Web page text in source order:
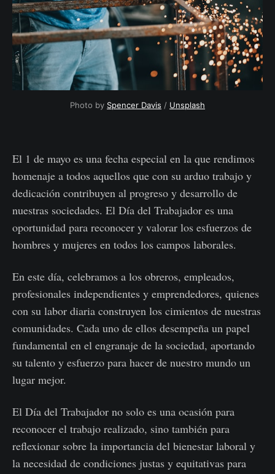
Photo by Spencer Davis / Unsplash
El 1 de mayo es una fecha especial en la que rendimos
homenaje a todos aquellos que con su arduo trabajo y
dedicación contribuyen al progreso y desarrollo de
nuestras sociedades. El Día del Trabajador es una
oportunidad para reconocer y valorar los esfuerzos de
hombres y mujeres en todos los campos laborales.
En este día, celebramos a los obreros, empleados,
profesionales independientes y emprendedores, quienes
con su labor diaria construyen los cimientos de nuestras
comunidades. Cada uno de ellos desempeña un papel
fundamental en el engranaje de la sociedad, aportando
su talento y esfuerzo para hacer de nuestro mundo un
lugar mejor.
El Día del Trabajador no solo es una ocasión para
reconocer el trabajo realizado, sino también para
reflexionar sobre la importancia del bienestar laboral y
la necesidad de condiciones justas y equitativas para